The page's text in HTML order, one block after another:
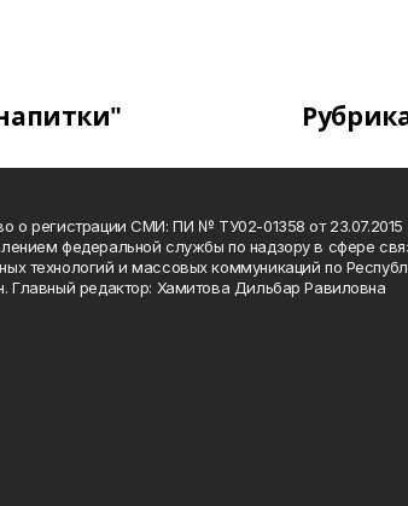
о регистрации СМИ: ПИ № ТУ02-01358 от 23.07.2015
федеральной службы по надзору в сфере
технологий и массовых коммуникаций по
Главный редактор: Хамитова Дильбар Равиловна